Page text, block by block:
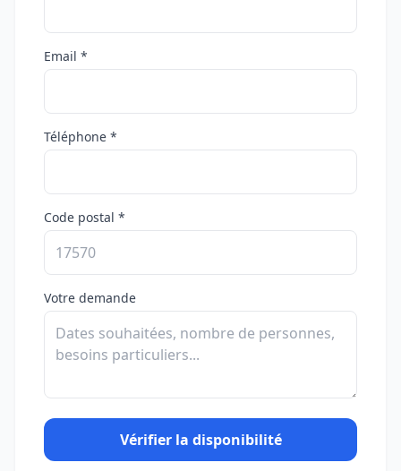
Email *
Téléphone *
Code postal *
Votre demande
Vérifier la disponibilité